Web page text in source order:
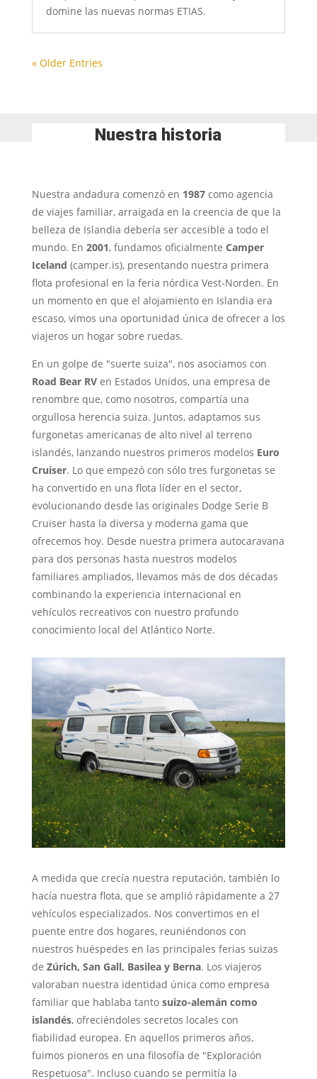
domine las nuevas normas ETIAS.
« Older Entries
Nuestra historia
Nuestra andadura comenzó en 1987como agencia
de viajes familiar, arraigada en la creencia de que la
belleza de Islandia debería ser accesible a todo el
mundo. En 2001, fundamos oficialmente Camper
Iceland (camper.is), presentando nuestra primera
flota profesional en la feria nórdica Vest-Norden. En
un momento en que el alojamiento en Islandia era
escaso, vimos una oportunidad única de ofrecer a los
viajeros un hogar sobre ruedas.
En un golpe de "suerte suiza", nos asociamos con
Road Bear RVen Estados Unidos, una empresa de
renombre que, como nosotros, compartía una
orgullosa herencia suiza. Juntos, adaptamos sus
furgonetas americanas de alto nivel al terreno
islandés, lanzando nuestros primeros modelos Euro
Cruiser. Lo que empezó con sólo tres furgonetas se
ha convertido en una flota líder en el sector,
evolucionando desde las originales Dodge Serie B
Cruiser hasta la diversa y moderna gama que
ofrecemos hoy. Desde nuestra primera autocaravana
para dos personas hasta nuestros modelos
familiares ampliados, llevamos más de dos décadas
combinando la experiencia internacional en
vehículos recreativos con nuestro profundo
conocimiento local del Atlántico Norte.
A medida que crecía nuestra reputación, también lo
hacía nuestra flota, que se amplió rápidamente a 27
vehículos especializados. Nos convertimos en el
puente entre dos hogares, reuniéndonos con
nuestros huéspedes en las principales ferias suizas
de Zúrich, San Gall, Basilea y Berna. Los viajeros
valoraban nuestra identidad única como empresa
familiar que hablaba tanto suizo-alemán como
islandés, ofreciéndoles secretos locales con
fiabilidad europea. En aquellos primeros años,
fuimos pioneros en una filosofía de "Exploración
Respetuosa". Incluso cuando se permitía la